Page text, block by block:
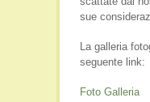
sue
La galleria
seguente link:
Foto Galleria